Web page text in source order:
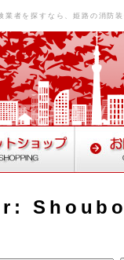
業者を探すなら、姫路の消防